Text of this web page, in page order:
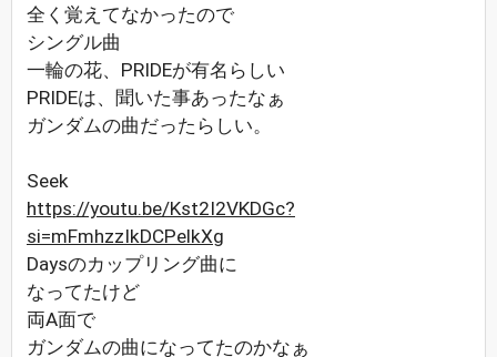
全く覚えてなかったので
シングル曲
一輪の花、PRIDEが有名らしい
PRIDEは、聞いた事あったなぁ
ガンダムの曲だったらしい。
Seek
https://youtu.be/Kst2I2VKDGc?
si=mFmhzzIkDCPelkXg
Daysのカップリング曲に
なってたけど
両A面で
ガンダムの曲になってたのかなぁ